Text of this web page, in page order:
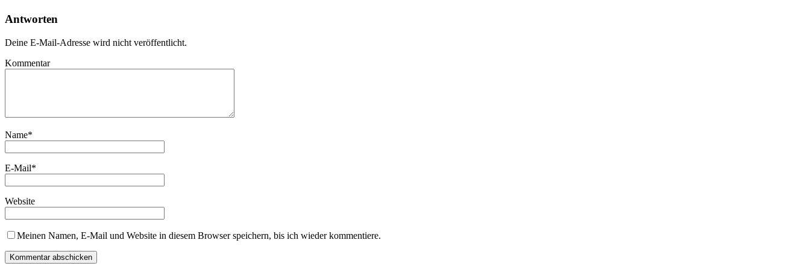
Antworten
Deine E-Mail-Adresse wird nicht veröffentlicht.
Kommentar
Name*
E-Mail*
Website
Meinen Namen, E-Mail und Website in diesem Browser speichern, bis ich wieder kommentiere.